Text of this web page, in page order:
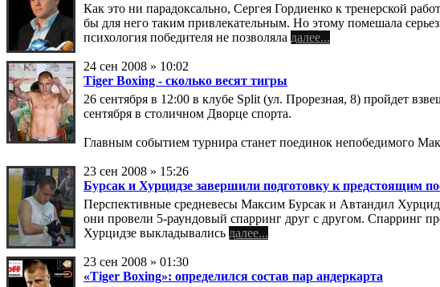
Как это ни парадоксально, Сергея Гордиенко к тренерской
бы для него таким привлекательным. Но этому помешала
психология победителя не позволяла далее...
24 cен 2008 » 10:02
Tiger Boxing - сколько весят тигры
26 сентября в 12:00 в клубе Split (ул. Прорезная, 8) пройдет
сентября в столичном Дворце спорта.
Главным событием турнира станет поединок непобедимого
23 cен 2008 » 15:26
Бурсак и Хурцидзе завершили подготовку к предстоящим
Перспективные средневесы Максим Бурсак и Автандил
они провели 5-раундовый спарринг друг с другом. Спарринг
Хурцидзе выкладывались далее...
23 cен 2008 » 01:30
«Tiger Boxing»: определился состав пар андеркарта